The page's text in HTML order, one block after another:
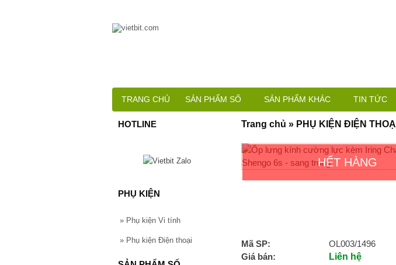
HẾT HÀNG
Mã SP:
OL003/1496
Giá bán:
Liên hệ
Trang chủ » PHỤ KIỆN ĐIỆN THOẠI
HOTLINE
PHỤ KIỆN
» Phụ kiện Vi tính
» Phụ kiện Điện thoại
TRANG CHỦ SẢN PHẨM SỐ SẢN PHẨM KHÁC TIN TỨC